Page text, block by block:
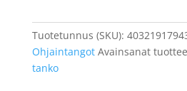
Musta
määrä
Tuotetunnus (SKU):
Ohjaintangot Avainsanat
tanko